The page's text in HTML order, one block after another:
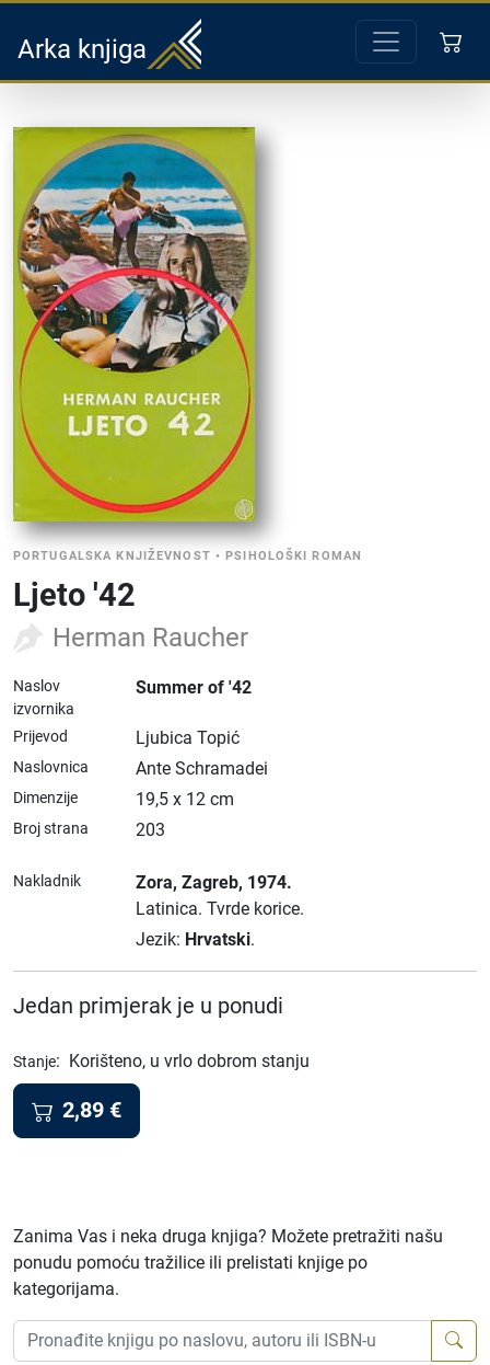
Arka knjiga
PORTUGALSKA KNJIŽEVNOST •PSIHOLOŠKI ROMAN
Ljeto '42
Herman Raucher
Naslov
izvornika
Summer of '42
Prijevod Ljubica Topić
Naslovnica Ante Schramadei
Dimenzije 19,5 x 12 cm
Broj strana 203
Nakladnik Zora, Zagreb, 1974.
Latinica. Tvrde korice.
Jezik: Hrvatski.
Jedan primjerak je u ponudi
Stanje: Korišteno, u vrlo dobrom stanju
2,89 €
Zanima Vas i neka druga knjiga? Možete pretražiti našu
ponudu pomoću tražilice ili prelistati knjige po
kategorijama.